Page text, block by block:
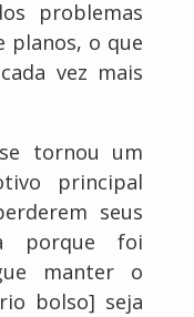
problemas
planos, o que
vez mais
tornou um
principal
seus
porque foi
manter o
bolso] seja